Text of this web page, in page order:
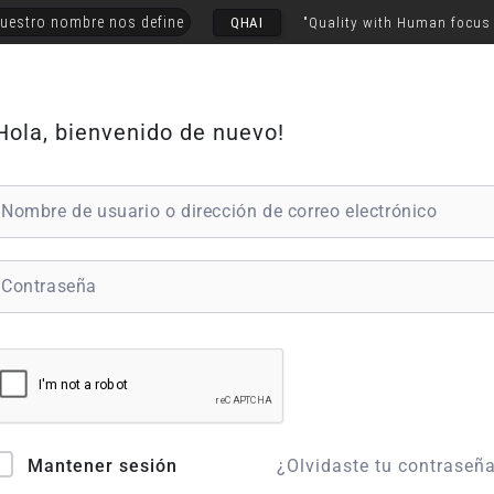
nombre nos define QHAI "Quality with Human focus
bienvenido de nuevo!
Mantener sesión ¿Olvidaste tu